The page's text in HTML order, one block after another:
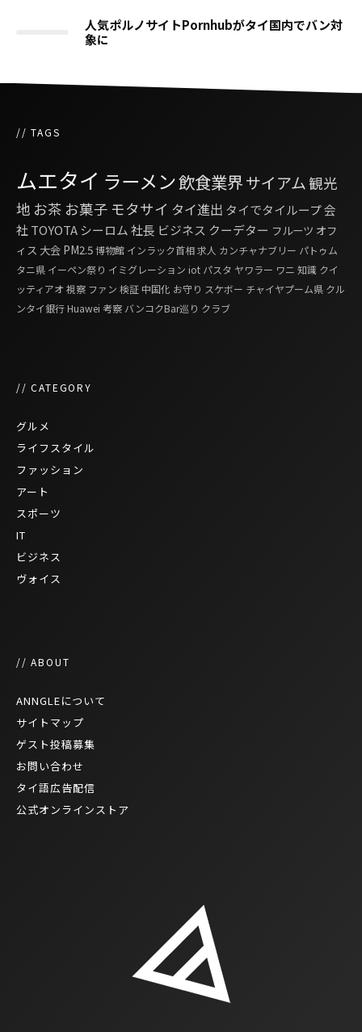
人気ポルノサイトPornhubがタイ国内でバン対
象に
// TAGS
ムエタイ ラーメン飲食業界サイアム 観光
地 お茶 お菓子 モタサイ タイ進出 タイでタイループ会
社TOYOTAシーロム社長 ビジネス クーデター フルーツ オフ
ィス 大会 PM2.5博物館 インラック首相求人 カンチャナブリー パトゥム
タニ県 イーペン祭り イミグレーション iot パスタ ヤワラー ワニ 知識 クイ
ッティアオ 視察 ファン 検証 中国化 お守り スケボー チャイヤプーム県 クル
ンタイ銀行 Huawei 考察 バンコクBar巡り クラブ
// CATEGORY
グルメ
ライフスタイル
ファッション
アート
スポーツ
IT
ビジネス
ヴォイス
// ABOUT
ANNGLEについて
サイトマップ
ゲスト投稿募集
お問い合わせ
タイ語広告配信
公式オンラインストア